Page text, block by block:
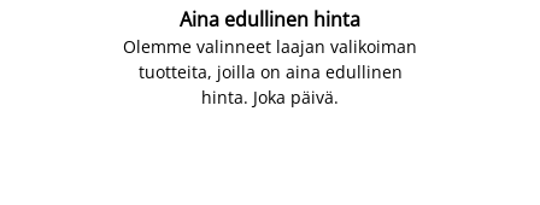
Aina edullinen hinta
Olemme valinneet laajan valikoiman
tuotteita, joilla on aina edullinen
hinta. Joka päivä.